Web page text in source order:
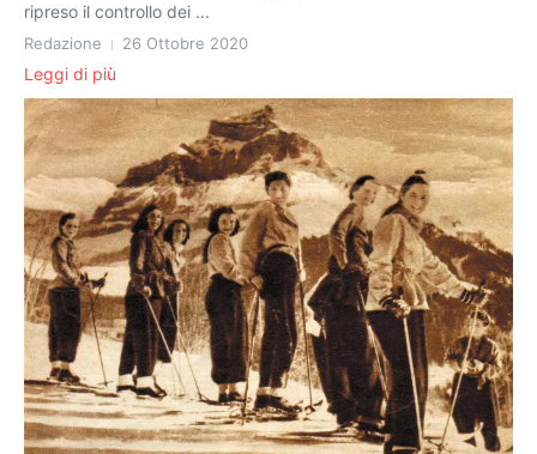
ripreso il controllo dei ...
Redazione 26 Ottobre 2020
Leggi di più